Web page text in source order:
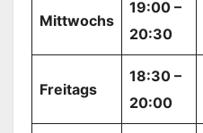
Mittwochs
19:00 –
20:30
Freitags
18:30 –
20:00